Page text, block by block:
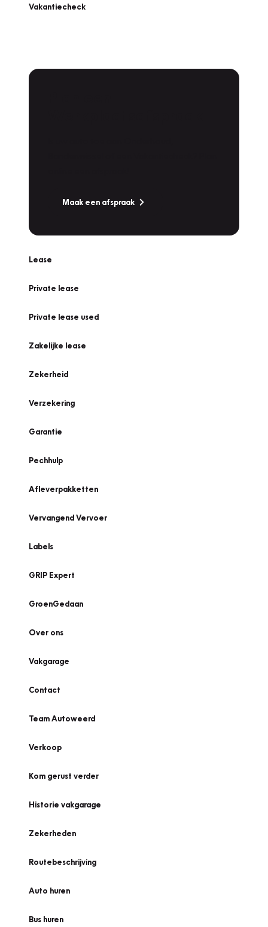
Vakantiecheck
Maak een afspraak
Lease
Private lease
Private lease used
Zakelijke lease
Zekerheid
Verzekering
Garantie
Pechhulp
Afleverpakketten
Vervangend Vervoer
Labels
GRIP Expert
GroenGedaan
Over ons
Vakgarage
Contact
Team Autoweerd
Verkoop
Kom gerust verder
Historie vakgarage
Zekerheden
Routebeschrijving
Auto huren
Bus huren